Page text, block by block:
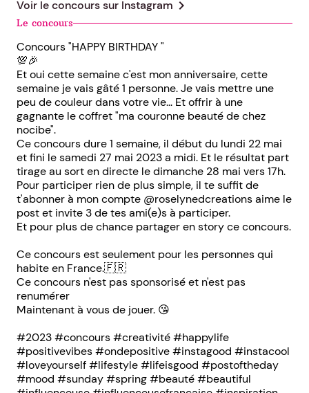
Voir le concours sur Instagram chevron_right
Le concours
Concours "HAPPY BIRTHDAY "
💯🎉
Et oui cette semaine c'est mon anniversaire, cette
semaine je vais gâté 1 personne. Je vais mettre une
peu de couleur dans votre vie... Et offrir à une
gagnante le coffret "ma couronne beauté de chez
nocibe".
Ce concours dure 1 semaine, il début du lundi 22 mai
et fini le samedi 27 mai 2023 a midi. Et le résultat part
tirage au sort en directe le dimanche 28 mai vers 17h.
Pour participer rien de plus simple, il te suffit de
t'abonner à mon compte @roselynedcreations aime le
post et invite 3 de tes ami(e)s à participer.
Et pour plus de chance partager en story ce concours.
Ce concours est seulement pour les personnes qui
habite en France.🇫🇷
Ce concours n'est pas sponsorisé et n'est pas
renumérer
Maintenant à vous de jouer. 😘
#2023 #concours #creativité #happylife
#positivevibes #ondepositive #instagood #instacool
#loveyourself #lifestyle #lifeisgood #postoftheday
#mood #sunday #spring #beauté #beautiful